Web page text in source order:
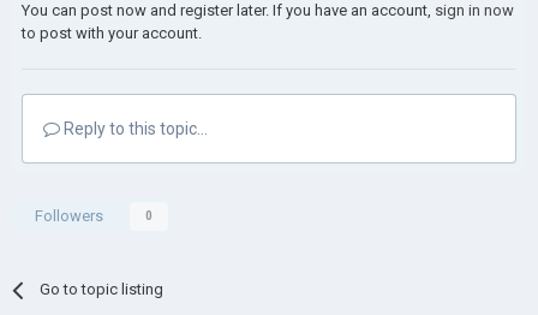
You can post now and register later. If you have an account, sign in now
to post with your account.
Reply to this topic...
Followers 0
Go to topic listing